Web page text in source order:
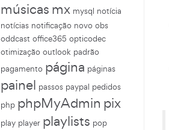
músicas mx mysql notícia
notícias notificação novo obs
oddcast office365 opticodec
otimização outlook padrão
pagamento página páginas
painel passos paypal pedidos
php phpMyAdmin pix
play player playlists pop